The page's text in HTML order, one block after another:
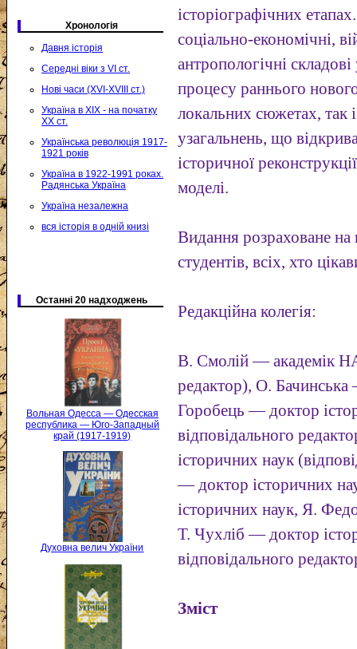
Хронологія
Давня історія
Середні віки з VI ст.
Нові часи (XVI-XVIII ст.)
Україна в XIX - на початку
XX ст.
Українська революція 1917-
1921 років
Україна в 1922-1991 роках.
Радянська Україна
Україна незалежна
вся історія в одній книзі
Останні 20 надходжень
Вольная Одесса — Одесская
республика — Юго-Западный
край (1917-1919)
Духовна велич України
історіографічних
соціально-економічні,
антропологічні
процесу раннього
локальних сюжетах, так
узагальнень, що
історичної
моделі.
Видання розраховане на
студентів, всіх, хто
Редакційна колегія:
В. Смолій — академік
редактор), О.
Горобець — доктор
відповідального
історичних наук
— доктор історичних
історичних наук, Я.
Т. Чухліб — доктор
відповідального
Зміст